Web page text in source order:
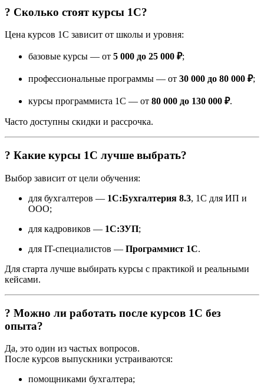
? Сколько стоят курсы 1С?
Цена курсов 1С зависит от школы и уровня:
базовые курсы — от 5 000 до 25 000 ₽;
профессиональные программы — от 30 000 до 80 000 ₽;
курсы программиста 1С — от 80 000 до 130 000 ₽.
Часто доступны скидки и рассрочка.
? Какие курсы 1С лучше выбрать?
Выбор зависит от цели обучения:
для бухгалтеров — 1С:Бухгалтерия 8.3, 1С для ИП и
ООО;
для кадровиков — 1С:ЗУП;
для IT-специалистов — Программист 1С.
Для старта лучше выбирать курсы с практикой и реальными
кейсами.
? Можно ли работать после курсов 1С без
опыта?
Да, это один из частых вопросов.
После курсов выпускники устраиваются:
помощниками бухгалтера;